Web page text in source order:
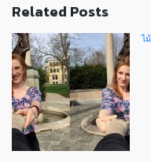
Related Posts
ไ